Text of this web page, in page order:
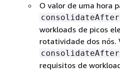
O valor de uma hora
consolidateAfter
workloads de picos
rotatividade dos nós.
consolidateAfter
requisitos de